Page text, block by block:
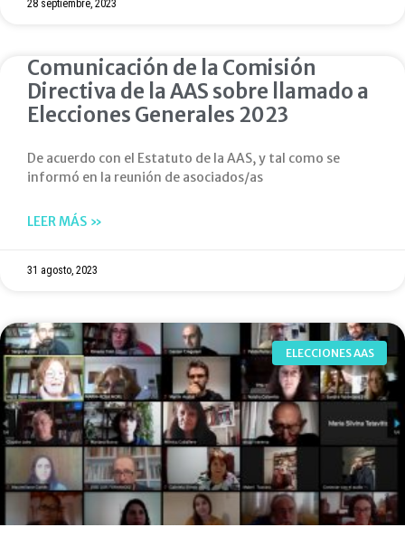
28 septiembre, 2023
Comunicación de la Comisión
Directiva de la AAS sobre llamado a
Elecciones Generales 2023
De acuerdo con el Estatuto de la AAS, y tal como se
informó en la reunión de asociados/as
LEER MÁS »
31 agosto, 2023
ELECCIONES AAS